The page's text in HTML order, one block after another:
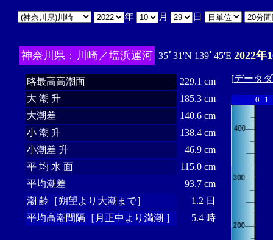
年 月 日
神奈川県：川崎／塩浜運河 35ﾟ31'N 139ﾟ45'E 2022年
略最高高潮面
229.1 cm
大 潮 升
185.3 cm
大潮差
140.6 cm
小 潮 升
138.4 cm
小潮差 升
46.9 cm
平 均 水 面
115.0 cm
平均潮差
93.7 cm
潮 齢［朔望より大潮まで］
1.2 日
平均高潮間隔［月正中より満潮 ］
5.4 時
[データ
0 1